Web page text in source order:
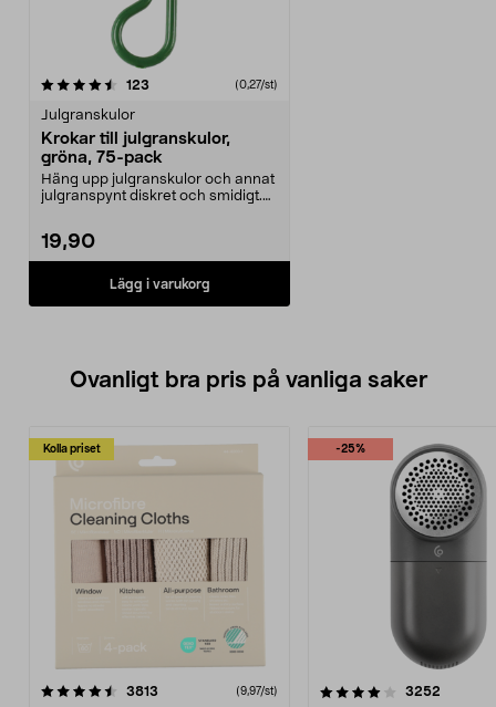
123 (0,27/st)
Julgranskulor
Krokar till julgranskulor,
gröna, 75-pack
Häng upp julgranskulor och annat
julgranspynt diskret och smidigt.
19,90
Lägg i varukorg
Ovanligt bra pris på vanliga saker
Kolla priset
3813 (9,97/st)
-25%
4.0av 5 stjärnor 3252
4.5av 5 stjärnor